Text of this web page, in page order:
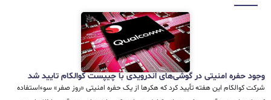
وجود حفره امنیتی در گوشی‌های اندرویدی با چیپست کوالکام تایید شد
شرکت کوالکام این هفته تأیید کرد که هکرها از یک حفره امنیتی «روز صفر» سوءاستفاده